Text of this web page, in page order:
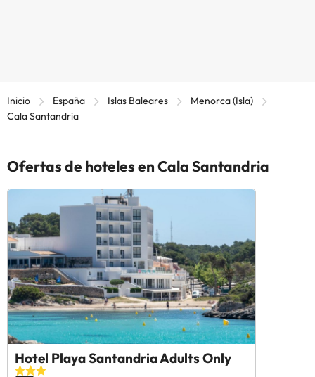
Inicio España Islas Baleares
Menorca (Isla)
Cala Santandria
Ofertas de hoteles en Cala Santandria
Hotel Playa Santandria Adults Only